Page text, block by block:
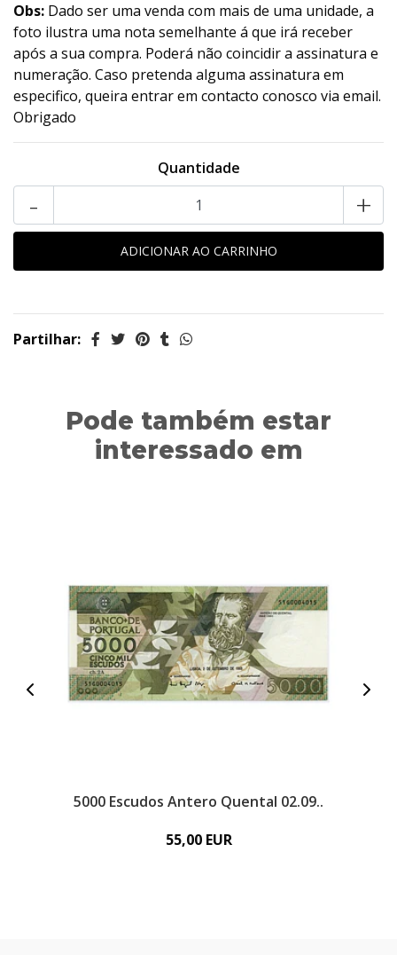
Obs: Dado ser uma venda com mais de uma unidade, a
foto ilustra uma nota semelhante á que irá receber
após a sua compra. Poderá não coincidir a assinatura e
numeração. Caso pretenda alguma assinatura em
especifico, queira entrar em contacto conosco via email.
Obrigado
Quantidade
- +
Partilhar:
Pode também estar
interessado em
5000 Escudos Antero Quental 02.09..
55,00 EUR